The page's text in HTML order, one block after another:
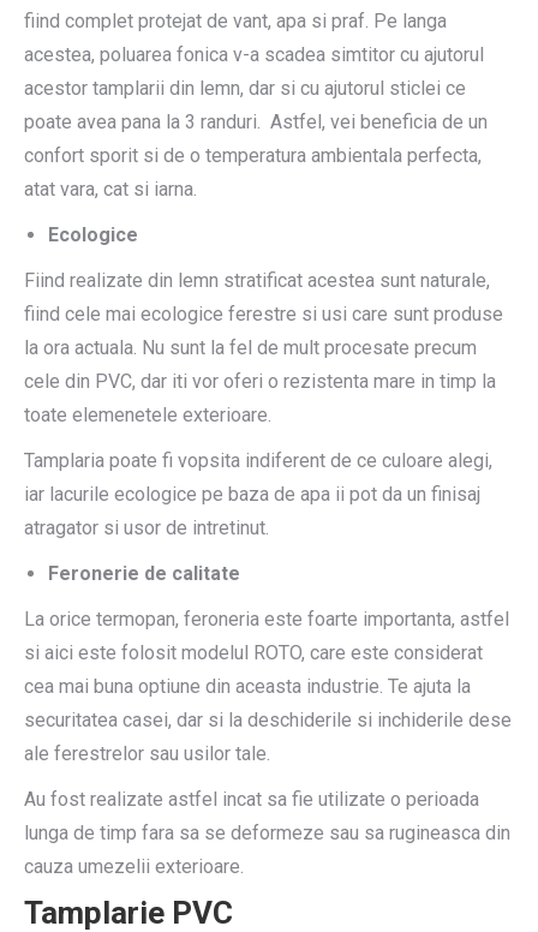
fiind complet protejat de vant, apa si praf. Pe langa
acestea, poluarea fonica v-a scadea simtitor cu ajutorul
acestor tamplarii din lemn, dar si cu ajutorul sticlei ce
poate avea pana la 3 randuri. Astfel, vei beneficia de un
confort sporit si de o temperatura ambientala perfecta,
atat vara, cat si iarna.
Ecologice
Fiind realizate din lemn stratificat acestea sunt naturale,
fiind cele mai ecologice ferestre si usi care sunt produse
la ora actuala. Nu sunt la fel de mult procesate precum
cele din PVC, dar iti vor oferi o rezistenta mare in timp la
toate elemenetele exterioare.
Tamplaria poate fi vopsita indiferent de ce culoare alegi,
iar lacurile ecologice pe baza de apa ii pot da un finisaj
atragator si usor de intretinut.
Feronerie de calitate
La orice termopan, feroneria este foarte importanta, astfel
si aici este folosit modelul ROTO, care este considerat
cea mai buna optiune din aceasta industrie. Te ajuta la
securitatea casei, dar si la deschiderile si inchiderile dese
ale ferestrelor sau usilor tale.
Au fost realizate astfel incat sa fie utilizate o perioada
lunga de timp fara sa se deformeze sau sa rugineasca din
cauza umezelii exterioare.
Tamplarie PVC